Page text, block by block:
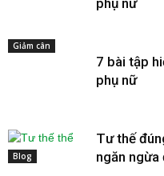
Giảm cân
7 bài tập
phụ nữ
Blog
Tư thế
ngăn ngừa